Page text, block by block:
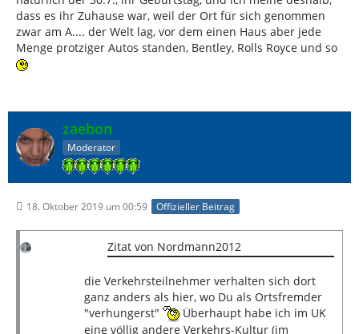
dass es ihr Zuhause war, weil der Ort für sich genommen
zwar am A.... der Welt lag, vor dem einen Haus aber jede
Menge protziger Autos standen, Bentley, Rolls Royce und so
zaebon
Moderator
18. Oktober 2019 um 00:59 Offizieller Beitrag
Zitat von Nordmann2012
die Verkehrsteilnehmer verhalten sich dort
ganz anders als hier, wo Du als Ortsfremder
"verhungerst"
Überhaupt habe ich im UK
eine völlig andere Verkehrs-Kultur (im